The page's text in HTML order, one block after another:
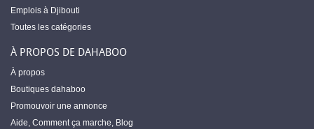
Emplois à Djibouti
Toutes les catégories
À PROPOS DE DAHABOO
À propos
Boutiques dahaboo
Promouvoir une annonce
Aide, Comment ça marche, Blog